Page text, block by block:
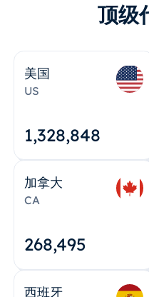
顶级
美国
US
1,328,848
加拿大
CA
268,495
西班牙